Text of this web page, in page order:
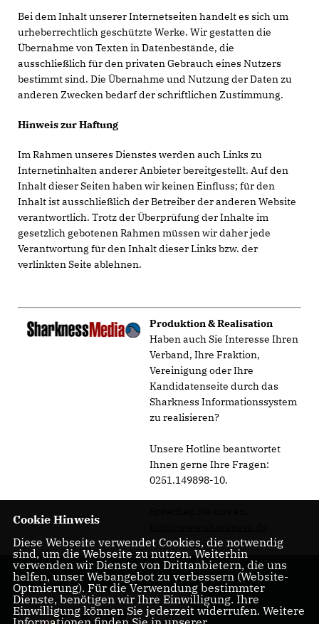
Bei dem Inhalt unserer Internetseiten handelt es sich um
urheberrechtlich geschützte Werke. Wir gestatten die
Übernahme von Texten in Datenbestände, die
ausschließlich für den privaten Gebrauch eines Nutzers
bestimmt sind. Die Übernahme und Nutzung der Daten zu
anderen Zwecken bedarf der schriftlichen Zustimmung.
Hinweis zur Haftung
Im Rahmen unseres Dienstes werden auch Links zu
Internetinhalten anderer Anbieter bereitgestellt. Auf den
Inhalt dieser Seiten haben wir keinen Einfluss; für den
Inhalt ist ausschließlich der Betreiber der anderen Website
verantwortlich. Trotz der Überprüfung der Inhalte im
gesetzlich gebotenen Rahmen müssen wir daher jede
Verantwortung für den Inhalt dieser Links bzw. der
verlinkten Seite ablehnen.
Produktion & Realisation
Haben auch Sie Interesse Ihren
Verband, Ihre Fraktion,
Vereinigung oder Ihre
Kandidatenseite durch das
Sharkness Informationssystem
zu realisieren?
Unsere Hotline beantwortet
Ihnen gerne Ihre Fragen:
0251.149898-10.
Cookie Hinweis
Diese Webseite verwendet Cookies, die notwendig
sind, um die Webseite zu nutzen. Weiterhin
verwenden wir Dienste von Drittanbietern, die uns
helfen, unser Webangebot zu verbessern (Website-
Optmierung). Für die Verwendung bestimmter
Dienste, benötigen wir Ihre Einwilligung. Ihre
Einwilligung können Sie jederzeit widerrufen. Weitere